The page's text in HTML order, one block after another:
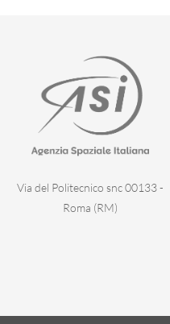
Via del Politecnico snc 00133 -
Roma (RM)